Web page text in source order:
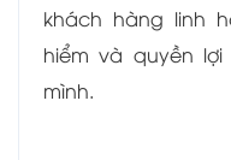
khách hàng linh
hiểm và quyền
mình.